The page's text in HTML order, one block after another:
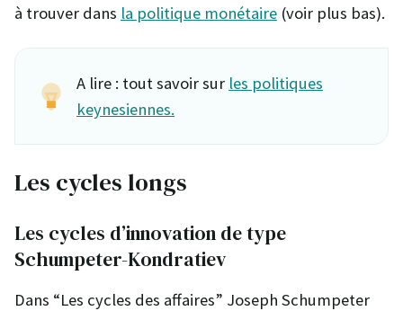
à trouver dans la politique monétaire (voir plus bas).
A lire : tout savoir sur les politiques
keynesiennes.
Les cycles longs
Les cycles d’innovation de type
Schumpeter-Kondratiev
Dans “Les cycles des affaires” Joseph Schumpeter